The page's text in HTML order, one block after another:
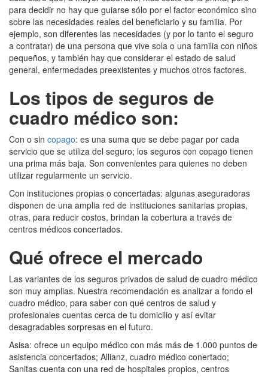
para decidir no hay que guiarse sólo por el factor económico sino
sobre las necesidades reales del beneficiario y su familia. Por
ejemplo, son diferentes las necesidades (y por lo tanto el seguro
a contratar) de una persona que vive sola o una familia con niños
pequeños, y también hay que considerar el estado de salud
general, enfermedades preexistentes y muchos otros factores.
Los tipos de seguros de
cuadro médico son:
Con o sin copago: es una suma que se debe pagar por cada
servicio que se utiliza del seguro; los seguros con copago tienen
una prima más baja. Son convenientes para quienes no deben
utilizar regularmente un servicio.
Con instituciones propias o concertadas: algunas aseguradoras
disponen de una amplia red de instituciones sanitarias propias,
otras, para reducir costos, brindan la cobertura a través de
centros médicos concertados.
Qué ofrece el mercado
Las variantes de los seguros privados de salud de cuadro médico
son muy amplias. Nuestra recomendación es analizar a fondo el
cuadro médico, para saber con qué centros de salud y
profesionales cuentas cerca de tu domicilio y así evitar
desagradables sorpresas en el futuro.
Asisa: ofrece un equipo médico con más más de 1.000 puntos de
asistencia concertados; Allianz, cuadro médico conertado;
Sanitas cuenta con una red de hospitales propios, centros